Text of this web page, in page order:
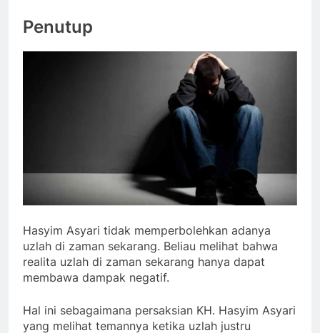
Penutup
Hasyim Asyari tidak memperbolehkan adanya
uzlah di zaman sekarang. Beliau melihat bahwa
realita uzlah di zaman sekarang hanya dapat
membawa dampak negatif.
Hal ini sebagaimana persaksian KH. Hasyim Asyari
yang melihat temannya ketika uzlah justru